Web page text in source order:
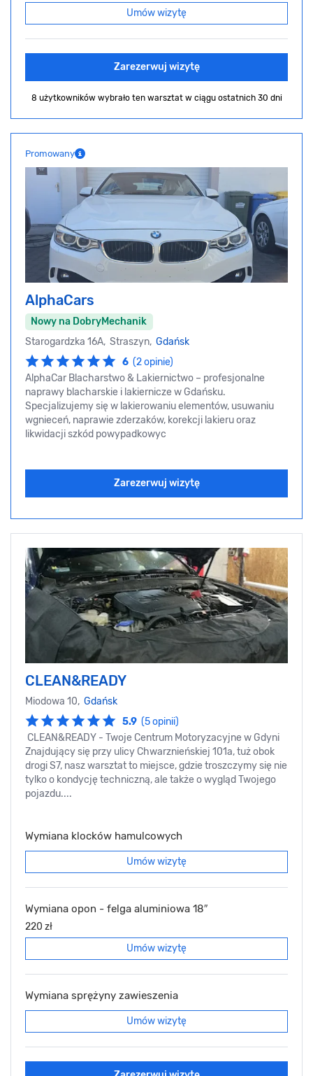
Umów wizytę
Zarezerwuj wizytę
8 użytkowników wybrało ten warsztat w ciągu ostatnich 30 dni
Promowany
AlphaCars
Nowy na DobryMechanik
Starogardzka 16A, Straszyn, Gdańsk
6 (2 opinie)
AlphaCar Blacharstwo & Lakiernictwo – profesjonalne
naprawy blacharskie i lakiernicze w Gdańsku.
Specjalizujemy się w lakierowaniu elementów, usuwaniu
wgnieceń, naprawie zderzaków, korekcji lakieru oraz
likwidacji szkód powypadkowyc
Zarezerwuj wizytę
CLEAN&READY
Miodowa 10, Gdańsk
5.9 (5 opinii)
CLEAN&READY - Twoje Centrum Motoryzacyjne w Gdyni
Znajdujący się przy ulicy Chwarznieńskiej 101a, tuż obok
drogi S7, nasz warsztat to miejsce, gdzie troszczymy się nie
tylko o kondycję techniczną, ale także o wygląd Twojego
pojazdu....
Wymiana klocków hamulcowych
Umów wizytę
Wymiana opon - felga aluminiowa 18″
220 zł
Umów wizytę
Wymiana sprężyny zawieszenia
Umów wizytę